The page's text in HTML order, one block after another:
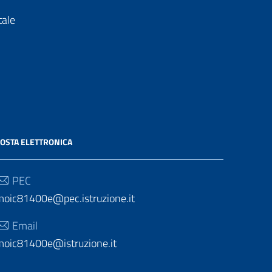
ELETTRONICA
PEC
Email